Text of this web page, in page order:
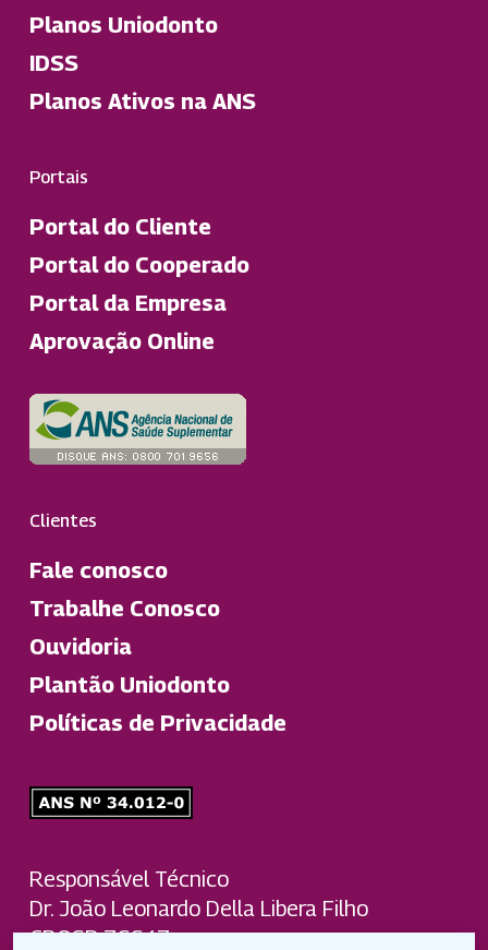
Planos Uniodonto
IDSS
Planos Ativos na ANS
Portais
Portal do Cliente
Portal do Cooperado
Portal da Empresa
Aprovação Online
Clientes
Fale conosco
Trabalhe Conosco
Ouvidoria
Plantão Uniodonto
Políticas de Privacidade
Responsável Técnico
Dr. João Leonardo Della Libera Filho
CROSP 76647